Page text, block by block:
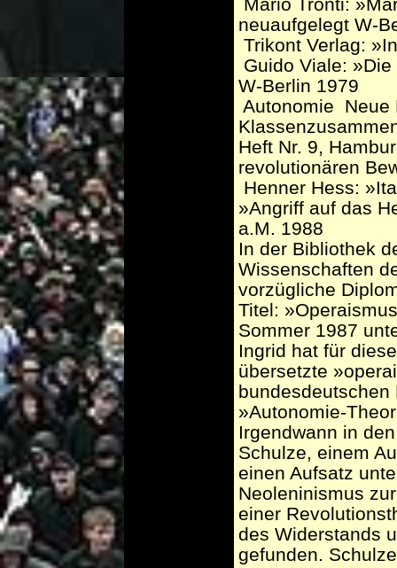
Mario Tronti:
neuaufgelegt W-
Trikont Verlag:
Guido Viale:
W-Berlin 1979
Autonomie
Heft Nr. 9,
revolutionären
Henner Hess:
»Angriff auf das
a.M. 1988
In der Bibliothek
Wissenschaften
vorzügliche
Titel:
Sommer 1987
Ingrid hat für
übersetzte
»Autonomie-
Irgendwann in
Schulze, einem
einen Aufsatz
Neoleninismus
einer
des Widerstands
gefunden.